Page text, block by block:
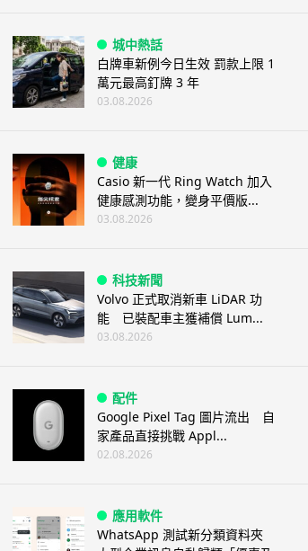
城中熱話
白牌車新例今日生效 罰款上限 1
萬元最高釘牌 3 年
03.08.2026
健康
Casio 新一代 Ring Watch 加入
健康感測功能，變身平價版...
03.08.2026
科技新聞
Volvo 正式取消新車 LiDAR 功
能 已裝配車主獲補償 Lum...
03.08.2026
配件
Google Pixel Tag 圖片流出 自
家產品直接挑戰 Appl...
02.08.2026
應用軟件
WhatsApp 測試新分類資料夾